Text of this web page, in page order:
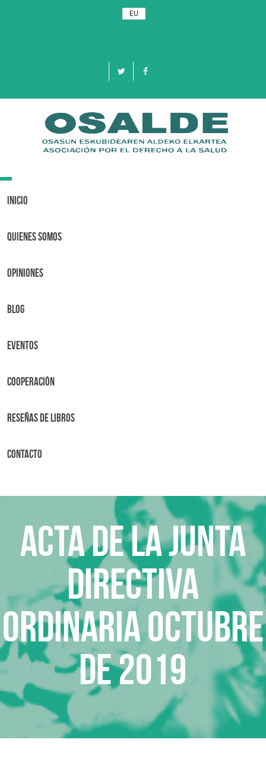
EU
Toggle
Inicio
Quienes Somos
OPINIONES
BLOG
Eventos
Cooperación
Reseñas de libros
Contacto
Acta de la Junta
Directiva
Ordinaria octubre
de 2019